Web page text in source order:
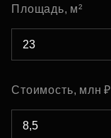
Площадь, м²
Стоимость, млн ₽